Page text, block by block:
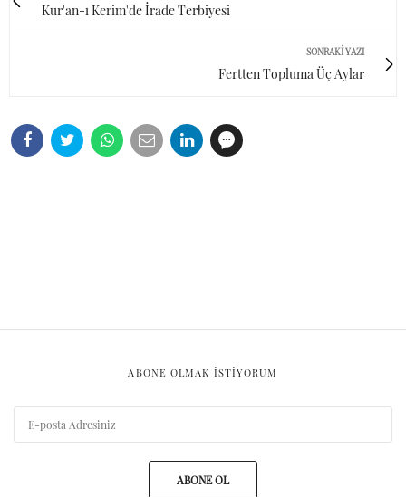
Kur'an-ı Kerim'de İrade Terbiyesi
SONRAKI YAZI
Fertten Topluma Üç Aylar
ABONE OLMAK ISTIYORUM
ABONE OL